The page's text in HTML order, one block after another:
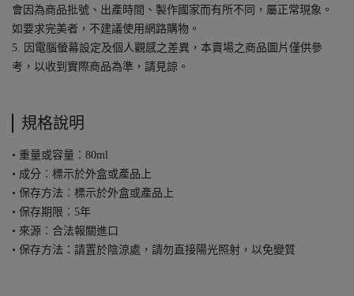
會因為商品批號、出產時間、製作國家而有所不同，屬正常現象。
如要求完美者，不建議使用網路購物。
5. 因電腦螢幕設定及個人觀感之差異，本賣場之商品圖片僅供參
考，以收到實際商品為準，請見諒。
規格說明
• 重量或容量︰80ml
• 成分︰標示於外盒或產品上
• 保存方法︰標示於外盒或產品上
• 保存期限︰5年
• 來源︰合法報關進口
• 保存方法：請置於陰涼處，請勿直接陽光照射，以免變質